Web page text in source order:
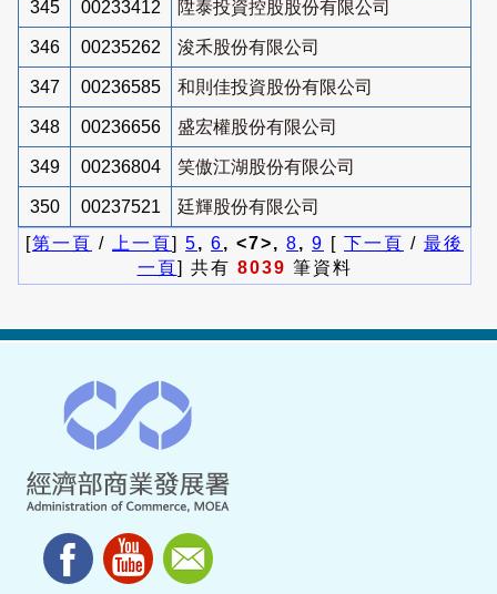
345 00233412 陞泰投資控股股份有限公司
346 00235262 浚禾股份有限公司
347 00236585 和則佳投資股份有限公司
348 00236656 盛宏權股份有限公司
349 00236804 笑傲江湖股份有限公司
350 00237521
廷輝股份有限公司
[第一頁 / 上一頁] 5, 6, <7>, 8, 9 [ 下一頁 / 最後
一頁] 共有 8039 筆資料